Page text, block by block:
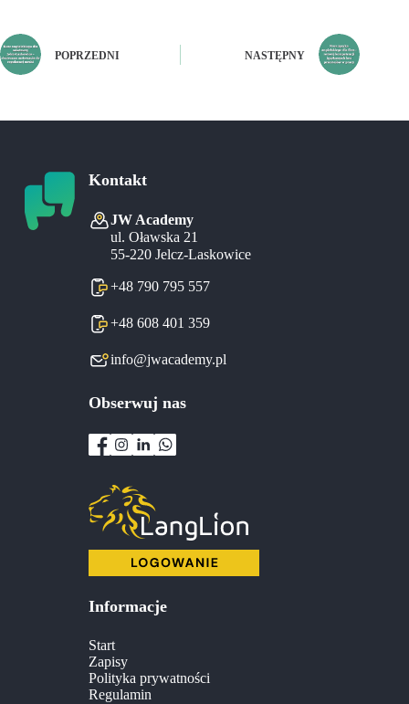
POPRZEDNI NASTĘPNY
Kontakt
JW Academy
ul. Oławska 21
55-220 Jelcz-Laskowice
+48 790 795 557
+48 608 401 359
info@jwacademy.pl
Informacje
Start
Zapisy
Polityka prywatności
Regulamin
Obserwuj nas